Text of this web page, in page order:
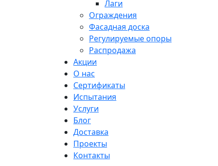
Лаги
Ограждения
Фасадная доска
Регулируемые опоры
Распродажа
Акции
О нас
Сертификаты
Испытания
Услуги
Блог
Доставка
Проекты
Контакты